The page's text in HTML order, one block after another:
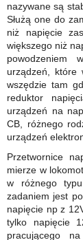
nazywane są
Służą one do
niż napięcie
większego niż
powodzeniem
urządzeń, które
wszędzie tam
reduktor
urządzeń na
CB, różnego
urządzeń
Przetwornice
mierze w
w różnego
zadaniem jest
napięcie np z
tylko napięcie
pracującego